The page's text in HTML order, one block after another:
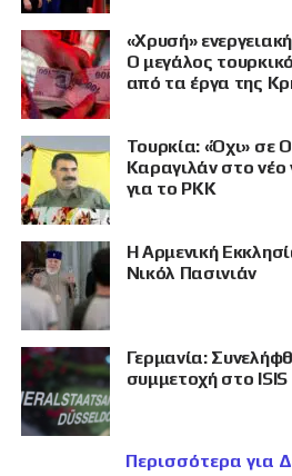
«Χρυσή»
Ο μεγάλος
από τα έργα της
Τουρκία: «Όχι» σε
Καραγιλάν στο νέο
για το PKK
Η Αρμενική
Νικόλ Πασινιάν
Γερμανία:
συμμετοχή στο ISIS
Περισσότερα για